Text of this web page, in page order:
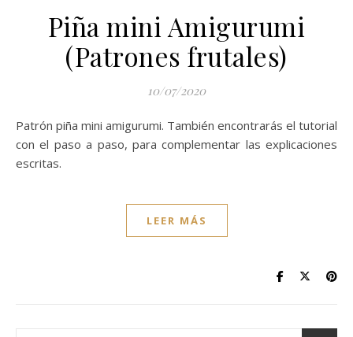
Piña mini Amigurumi
(Patrones frutales)
10/07/2020
Patrón piña mini amigurumi. También encontrarás el tutorial
con el paso a paso, para complementar las explicaciones
escritas.
LEER MÁS